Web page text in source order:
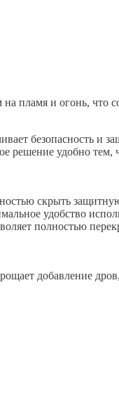
пламя и огонь, что
безопасность
решение удобно
скрыть
удобство
полностью
добавление